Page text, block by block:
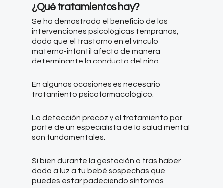
¿Qué tratamientos hay?
Se ha demostrado el beneficio de las
intervenciones psicológicas tempranas,
dado que el trastorno en el vínculo
materno-infantil afecta de manera
determinante la conducta del niño.
En algunas ocasiones es necesario
tratamiento psicofarmacológico.
La detección precoz y el tratamiento por
parte de un especialista de la salud mental
son fundamentales.
Si bien durante la gestación o tras haber
dado a luz a tu bebé sospechas que
puedes estar padeciendo síntomas